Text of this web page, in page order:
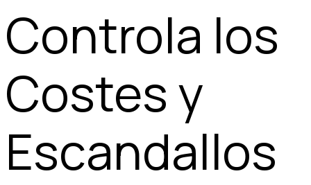
Controla los
Costes y
Escandallos